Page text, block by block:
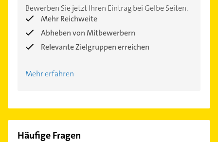
Bewerben Sie jetzt Ihren Eintrag bei Gelbe Seiten.
Mehr Reichweite
Abheben von Mitbewerbern
Relevante Zielgruppen erreichen
Mehr erfahren
Häufige Fragen